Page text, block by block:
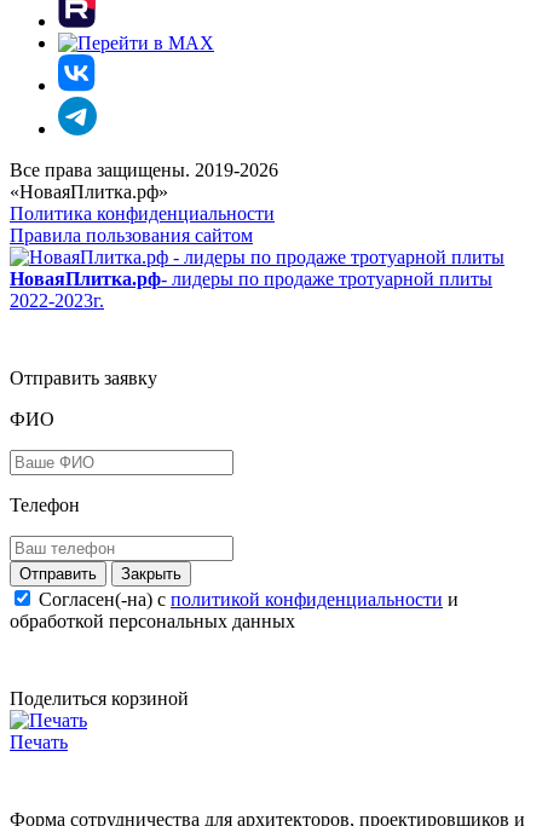
Все права защищены. 2019-2026
«НоваяПлитка.рф»
Политика конфиденциальности
Правила пользования сайтом
НоваяПлитка.рф- лидеры по продаже тротуарной плиты
2022-2023г.
Отправить заявку
ФИО
Телефон
Закрыть
Согласен(-на) c политикой конфиденциальности и
обработкой персональных данных
Поделиться корзиной
Печать
Форма сотрудничества для архитекторов, проектировщиков и